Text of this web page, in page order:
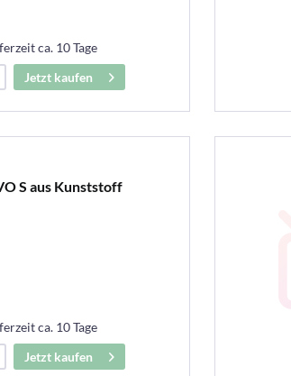
ca. 10 Tage
Jetzt kaufen
S aus Kunststoff
ca. 10 Tage
Jetzt kaufen